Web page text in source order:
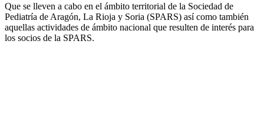
Que se lleven a cabo en el ámbito territorial de la Sociedad de
Pediatría de Aragón, La Rioja y Soria (SPARS) así como también
aquellas actividades de ámbito nacional que resulten de interés para
los socios de la SPARS.